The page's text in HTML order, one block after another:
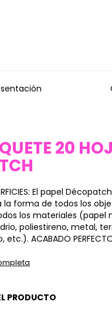
20
El papel
forma de todos los
los materiales (papel
poliestireno, metal,
ACABADO
PRODUCTO